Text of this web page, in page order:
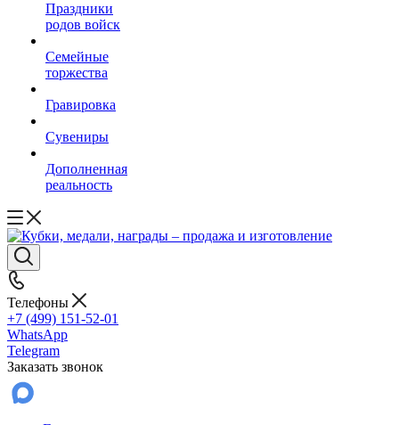
Праздники
родов войск
Семейные
торжества
Гравировка
Сувениры
Дополненная
реальность
Телефоны
+7 (499) 151-52-01
WhatsApp
Telegram
Заказать звонок